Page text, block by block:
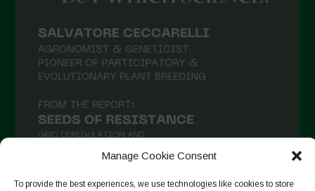
Manage Cookie Consent
To provide the best experiences, we use technologies like cookies to store
Aprile 2021
Febbraio 2021
Gennaio 2021